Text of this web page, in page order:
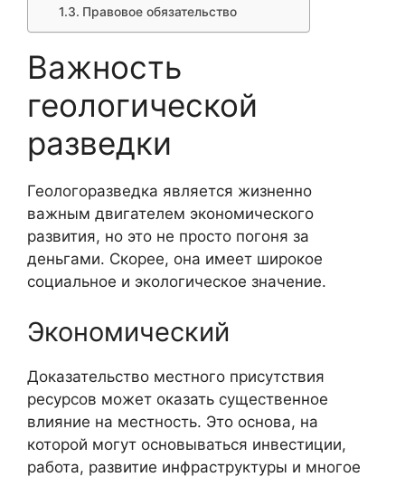
Правовое обязательство
Важность
геологической
разведки
Геологоразведка является жизненно
важным двигателем экономического
развития, но это не просто погоня за
деньгами. Скорее, она имеет широкое
социальное и экологическое значение.
Экономический
Доказательство местного присутствия
ресурсов может оказать существенное
влияние на местность. Это основа, на
которой могут основываться инвестиции,
работа, развитие инфраструктуры и многое